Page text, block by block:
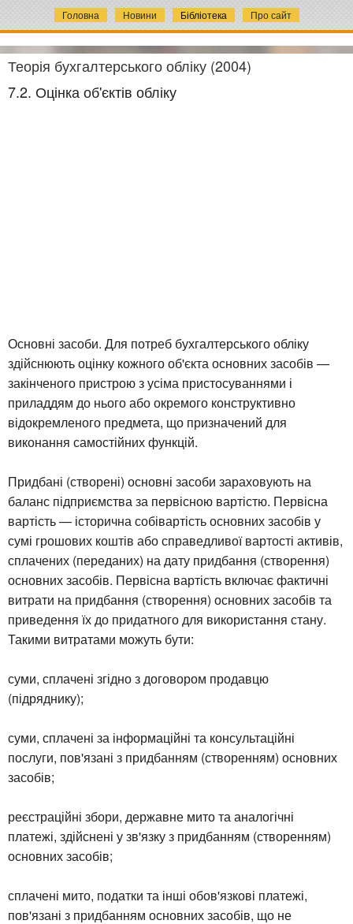
Головна Новини Бібліотека Про сайт
Теорія бухгалтерського обліку (2004)
7.2. Оцінка об'єктів обліку
Основні засоби. Для потреб бухгалтерського обліку
здійснюють оцінку кожного об'єкта основних засобів —
закінченого пристрою з усіма пристосуваннями і
приладдям до нього або окремого конструктивно
відокремленого предмета, що призначений для
виконання самостійних функцій.
Придбані (створені) основні засоби зараховують на
баланс підприємства за первісною вартістю. Первісна
вартість — історична собівартість основних засобів у
сумі грошових коштів або справедливої вартості активів,
сплачених (переданих) на дату придбання (створення)
основних засобів. Первісна вартість включає фактичні
витрати на придбання (створення) основних засобів та
приведення їх до придатного для використання стану.
Такими витратами можуть бути:
суми, сплачені згідно з договором продавцю
(підряднику);
суми, сплачені за інформаційні та консультаційні
послуги, пов'язані з придбанням (створенням) основних
засобів;
реєстраційні збори, державне мито та аналогічні
платежі, здійснені у зв'язку з придбанням (створенням)
основних засобів;
сплачені мито, податки та інші обов'язкові платежі,
пов'язані з придбанням основних засобів, що не